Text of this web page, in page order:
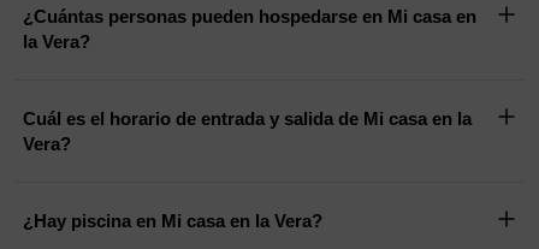
¿Cuántas personas pueden hospedarse en Mi casa en
la Vera?
Cuál es el horario de entrada y salida de Mi casa en la
Vera?
¿Hay piscina en Mi casa en la Vera?